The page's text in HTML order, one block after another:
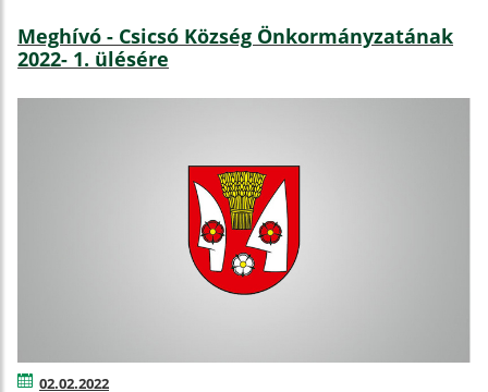
Meghívó - Csicsó Község Önkormányzatának
2022- 1. ülésére
02.02.2022